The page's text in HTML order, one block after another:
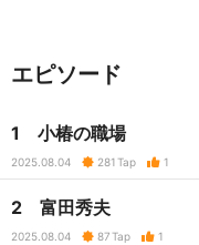
エピソード
1 小椿の職場
2025.08.04 281Tap 1
2 富田秀夫
2025.08.04 87Tap 1